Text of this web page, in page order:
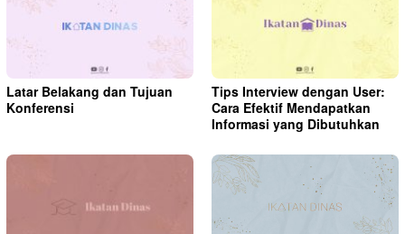
Latar Belakang dan Tujuan
Konferensi
Tips Interview dengan User:
Cara Efektif Mendapatkan
Informasi yang Dibutuhkan